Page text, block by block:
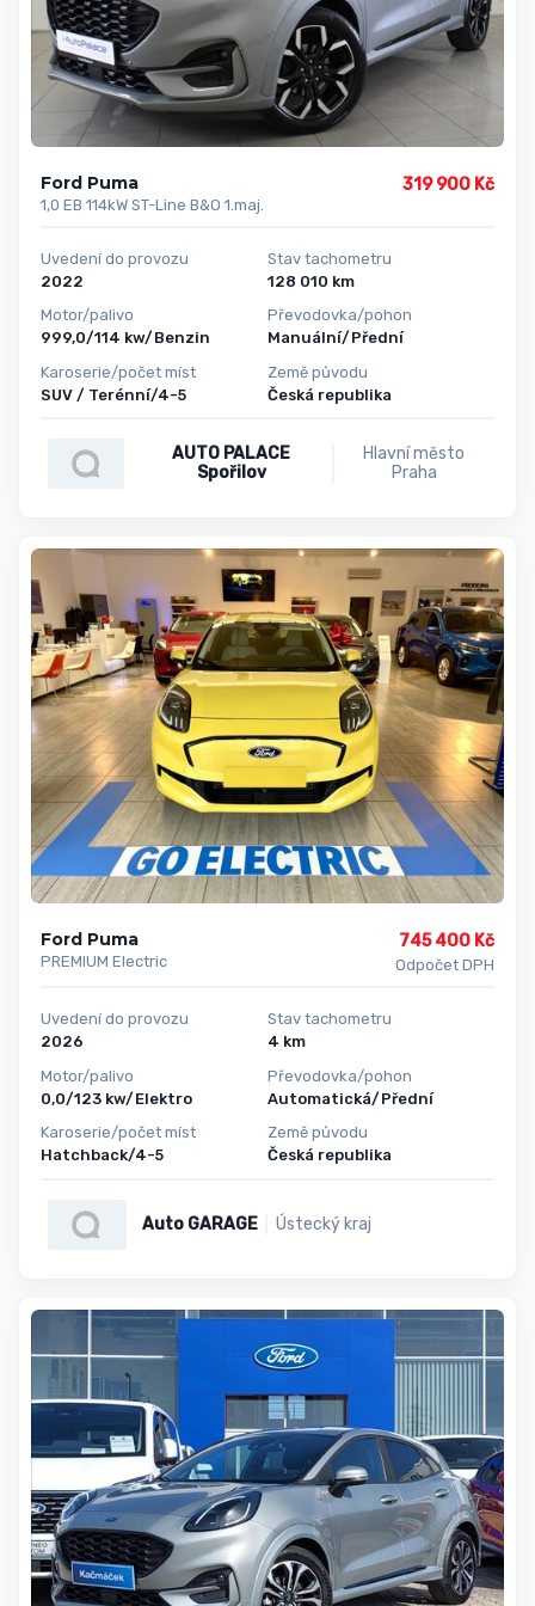
Ford Puma
1,0 EB 114kW ST-Line B&O 1.maj.
319 900 Kč
Uvedení do provozu
2022
Motor/palivo
999,0/114 kw/Benzin
Karoserie/počet míst
SUV / Terénní/4-5
Stav tachometru
128 010 km
Převodovka/pohon
Manuální/Přední
Země původu
Česká republika
AUTO PALACE
Spořilov
Hlavní město
Praha
Ford Puma
PREMIUM Electric
745 400 Kč
Odpočet DPH
Uvedení do provozu
2026
Motor/palivo
0,0/123 kw/Elektro
Karoserie/počet míst
Hatchback/4-5
Stav tachometru
4 km
Převodovka/pohon
Automatická/Přední
Země původu
Česká republika
Auto GARAGE Ústecký kraj